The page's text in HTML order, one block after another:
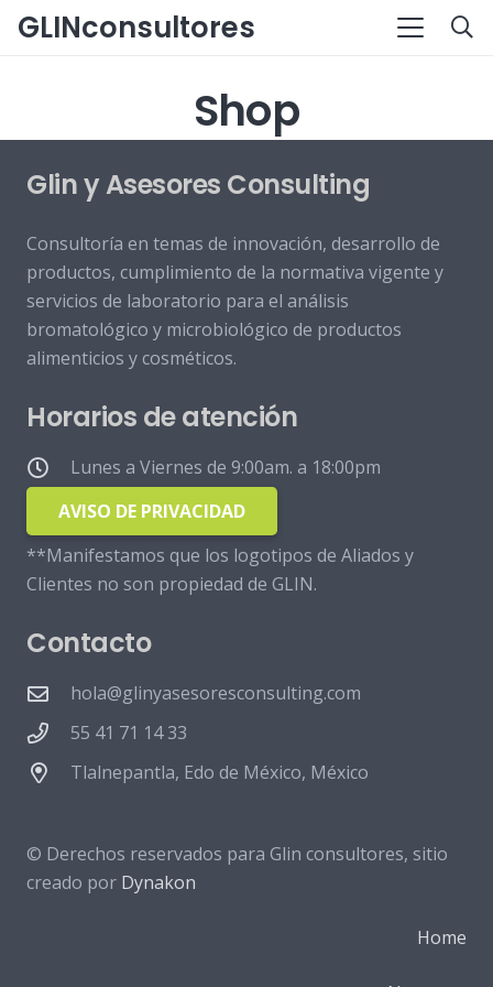
GLINconsultores
Shop
Glin y Asesores Consulting
Consultoría en temas de innovación, desarrollo de
productos, cumplimiento de la normativa vigente y
servicios de laboratorio para el análisis
bromatológico y microbiológico de productos
alimenticios y cosméticos.
Horarios de atención
Lunes a Viernes de 9:00am. a 18:00pm
AVISO DE PRIVACIDAD
**Manifestamos que los logotipos de Aliados y
Clientes no son propiedad de GLIN.
Contacto
hola@glinyasesoresconsulting.com
55 41 71 14 33
Tlalnepantla, Edo de México, México
© Derechos reservados para Glin consultores, sitio
creado por Dynakon
Home